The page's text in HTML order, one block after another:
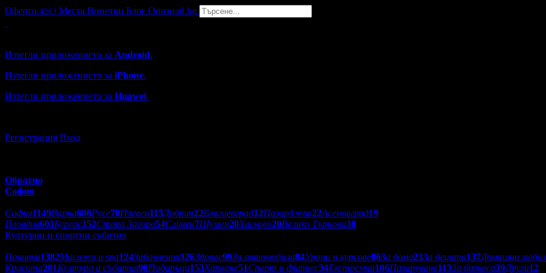
Оферти 4263 Места Винетки Блог Опознай.bg
Изтегли приложението за Android.
Изтегли приложението за iPhone.
Изтегли приложението за Huawei.
Регистрация Вход
Обратно
София
София1149Варна686Русе70Плевен115Добрич22Благоевград12Пазарджик22Асеновград19
Пловдив603Бургас352Стара Загора54Сливен7Шумен20Хасково20Велико Търново38
Културни и спортни събития
Почивки1382Масажи и spa124Забавления326Здраве99За автомобила84Уроци и курсове86За дома23За децата137Домашни
Красота281Култура и събития98Подаръци153Хапване51Спорт и фитнес34Екстремни106Пазаруване113За бизнеса39Други12